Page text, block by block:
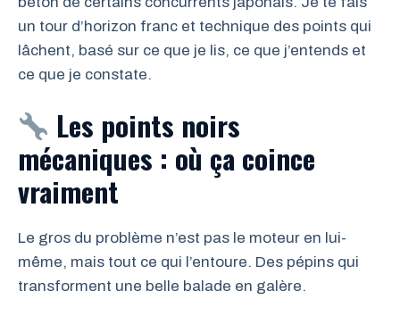
un tour d’horizon franc et technique des points qui
lâchent, basé sur ce que je lis, ce que j’entends et
ce que je constate.
Les points noirs
mécaniques : où ça coince
vraiment
Le gros du problème n’est pas le moteur en lui-
même, mais tout ce qui l’entoure. Des pépins qui
transforment une belle balade en galère.